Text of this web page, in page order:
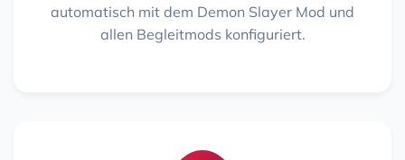
automatisch mit dem Demon Slayer Mod und
allen Begleitmods konfiguriert.